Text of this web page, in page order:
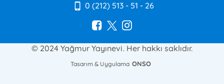
0 (212) 513 - 51 - 26
© 2024 Yağmur Yayınevi. Her hakkı saklıdır.
Tasarım & Uygulama ONSO